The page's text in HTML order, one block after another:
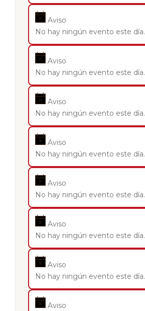
Aviso
No hay ningún evento este día.
Aviso
No hay ningún evento este día.
Aviso
No hay ningún evento este día.
Aviso
No hay ningún evento este día.
Aviso
No hay ningún evento este día.
Aviso
No hay ningún evento este día.
Aviso
No hay ningún evento este día.
Aviso